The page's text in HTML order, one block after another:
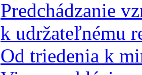
Predchádzanie
k udržateľnému
Od triedenia k